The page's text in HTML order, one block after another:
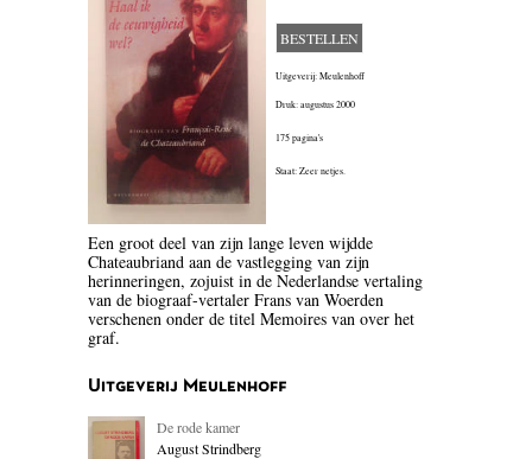
AANBIEDING
AMSTERDAM
AUTOBIOGRAFIE
BIOGRAFIE
BLOEMLEZING
BOEKENWEEK GESCHENK
BRIEVEN
CARTOONS
BESTELLEN
Uitgeverij: Meulenhoff
Druk: augustus 2000
175 pagina's
Staat: Zeer netjes.
Een groot deel van zijn lange leven wijdde
Chateaubriand aan de vastlegging van zijn
herinneringen, zojuist in de Nederlandse vertaling
van de biograaf-vertaler Frans van Woerden
verschenen onder de titel Memoires van over het
graf.
Uitgeverij Meulenhoff
De rode kamer
August Strindberg